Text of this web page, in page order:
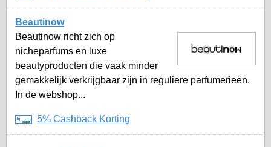
Beautinow
Beautinow richt zich op
nicheparfums en luxe
beautyproducten die vaak minder
gemakkelijk verkrijgbaar zijn in reguliere parfumerieën.
In de webshop...
5% Cashback Korting